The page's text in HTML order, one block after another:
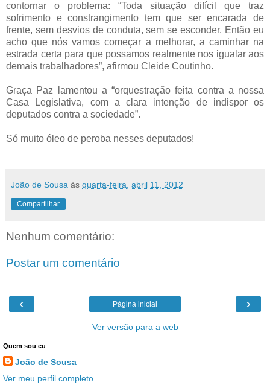
contornar o problema: “Toda situação difícil que traz
sofrimento e constrangimento tem que ser encarada de
frente, sem desvios de conduta, sem se esconder. Então eu
acho que nós vamos começar a melhorar, a caminhar na
estrada certa para que possamos realmente nos igualar aos
demais trabalhadores”, afirmou Cleide Coutinho.
Graça Paz lamentou a “orquestração feita contra a nossa
Casa Legislativa, com a clara intenção de indispor os
deputados contra a sociedade”.
Só muito óleo de peroba nesses deputados!
João de Sousa às quarta-feira, abril 11, 2012
Compartilhar
Nenhum comentário:
Postar um comentário
‹ ›
Página inicial
Ver versão para a web
Quem sou eu
João de Sousa
Ver meu perfil completo